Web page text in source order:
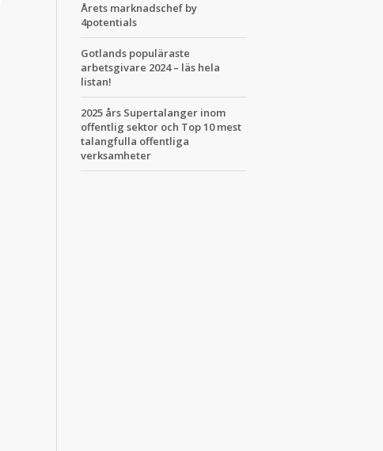
Årets marknadschef by
4potentials
Gotlands populäraste
arbetsgivare 2024 – läs hela
listan!
2025 års Supertalanger inom
offentlig sektor och Top 10 mest
talangfulla offentliga
verksamheter